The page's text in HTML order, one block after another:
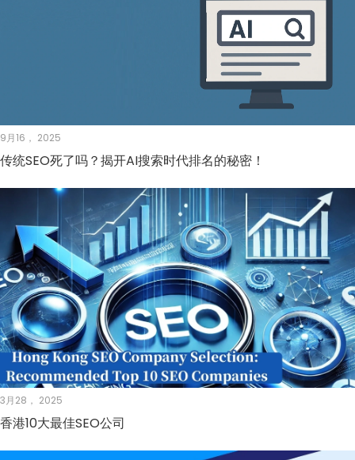
9月16， 2025
传统SEO死了吗？揭开AI搜索时代排名的秘密！
3月28， 2025
香港10大最佳SEO公司